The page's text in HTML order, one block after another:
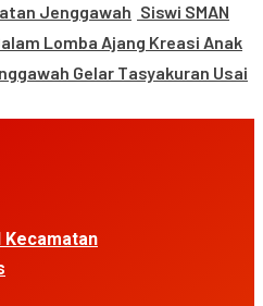
Jenggawah Siswi SMAN
Lomba Ajang Kreasi Anak
Gelar Tasyakuran Usai